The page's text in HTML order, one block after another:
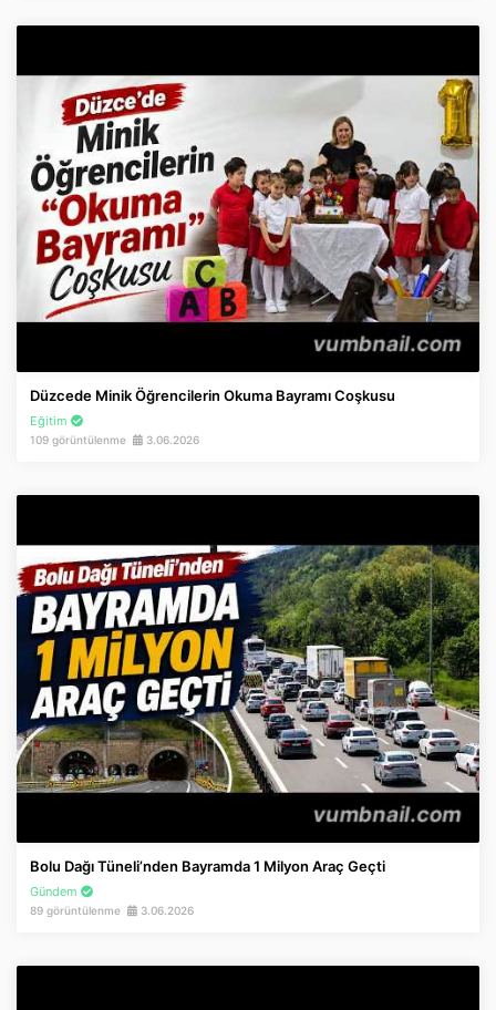
Düzcede Minik Öğrencilerin Okuma Bayramı Coşkusu
Eğitim
109 görüntülenme 3.06.2026
Bolu Dağı Tüneli’nden Bayramda 1 Milyon Araç Geçti
Gündem
89 görüntülenme 3.06.2026